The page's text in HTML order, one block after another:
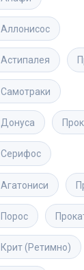
Аллонисос
Астипалея
Самотраки
Донуса
Серифос
Агатониси
Порос
Крит (Ретимно)